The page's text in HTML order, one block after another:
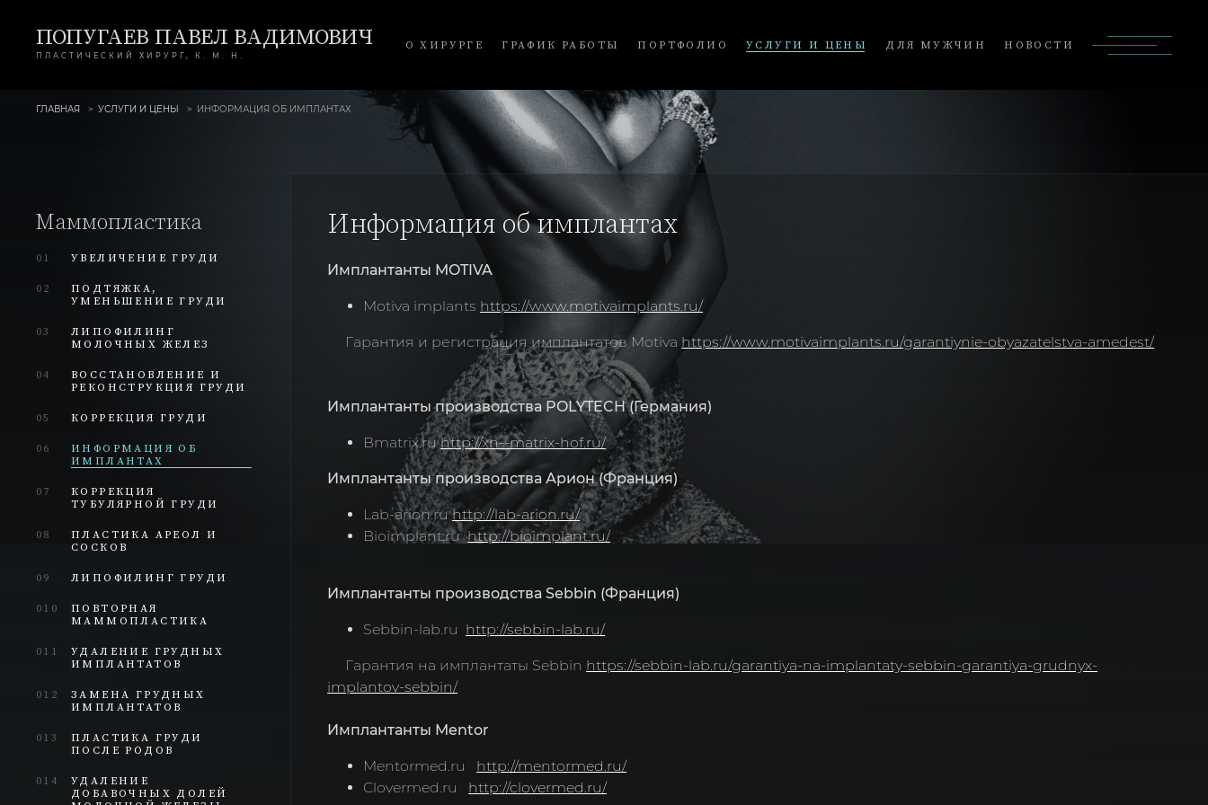
ПОПУГАЕВ ПАВЕЛ ВАДИМОВИЧ
ПЛАСТИЧЕСКИЙ ХИРУРГ, К. М. Н.
О ХИРУРГЕ ГРАФИК РАБОТЫ ПОРТФОЛИО УСЛУГИ И ЦЕНЫ ДЛЯ МУЖЧИН НОВОСТИ
ГЛАВНАЯ УСЛУГИ И ЦЕНЫ ИНФОРМАЦИЯ ОБ ИМПЛАНТАХ
Маммопластика
01 УВЕЛИЧЕНИЕ ГРУДИ
02
ПОДТЯЖКА,
УМЕНЬШЕНИЕ ГРУДИ
03
ЛИПОФИЛИНГ
МОЛОЧНЫХ ЖЕЛЕЗ
04
ВОССТАНОВЛЕНИЕ И
РЕКОНСТРУКЦИЯ ГРУДИ
05 КОРРЕКЦИЯ ГРУДИ
06
ИНФОРМАЦИЯ ОБ
ИМПЛАНТАХ
07
КОРРЕКЦИЯ
ТУБУЛЯРНОЙ ГРУДИ
08
ПЛАСТИКА АРЕОЛ И
СОСКОВ
09 ЛИПОФИЛИНГ ГРУДИ
010
ПОВТОРНАЯ
МАММОПЛАСТИКА
011
УДАЛЕНИЕ ГРУДНЫХ
ИМПЛАНТАТОВ
012
ЗАМЕНА ГРУДНЫХ
ИМПЛАНТАТОВ
013
ПЛАСТИКА ГРУДИ
ПОСЛЕ РОДОВ
014
УДАЛЕНИЕ
ДОБАВОЧНЫХ ДОЛЕЙ
Информация об имплантах
Имплантанты MOTIVA
Motiva implants https://www.motivaimplants.ru/
Гарантия и регистрация имплантатов Motiva https://www.motivaimplants.ru/garantiynie-obyazatelstva-amedest/
Имплантанты производства POLYTECH (Германия)
Вmatrix.ruhttp://xn--matrix-hof.ru/
Имплантанты производства Арион (Франция)
Lab-arion.ruhttp://lab-arion.ru/
Bioimplant.ruhttp://bioimplant.ru/
Имплантанты производства Sebbin (Франция)
Sebbin-lab.ru http://sebbin-lab.ru/
Гарантия на имплантаты Sebbin https://sebbin-lab.ru/garantiya-na-implantaty-sebbin-garantiya-grudnyx-
implantov-sebbin/
Имплантанты Mentor
Mentormed.ru http://mentormed.ru/
Clovermed.ru http://clovermed.ru/